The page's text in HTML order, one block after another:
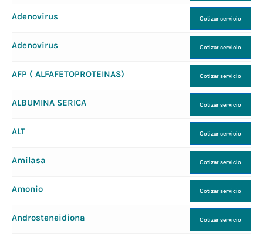
Adenovirus Cotizar servicio
Adenovirus Cotizar servicio
AFP ( ALFAFETOPROTEINAS) Cotizar servicio
ALBUMINA SERICA Cotizar servicio
ALT Cotizar servicio
Amilasa Cotizar servicio
Amonio Cotizar servicio
Androsteneidiona Cotizar servicio